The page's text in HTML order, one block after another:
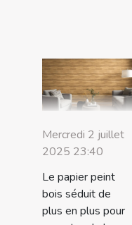
Mercredi 2 juillet
2025 23:40
Le papier peint
bois séduit de
plus en plus pour